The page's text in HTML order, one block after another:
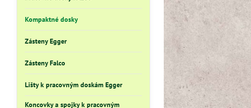
Kompaktné dosky
Zásteny Egger
Zásteny Falco
Lišty k pracovným doskám Egger
Koncovky a spojky k pracovným